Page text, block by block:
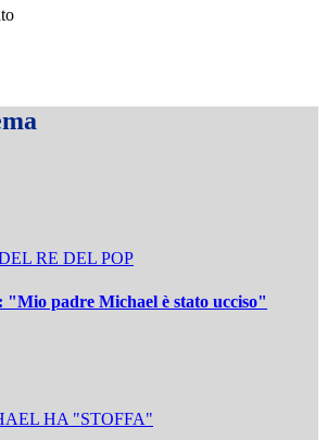
RE DEL POP
"Mio padre Michael è stato ucciso"
HA "STOFFA"